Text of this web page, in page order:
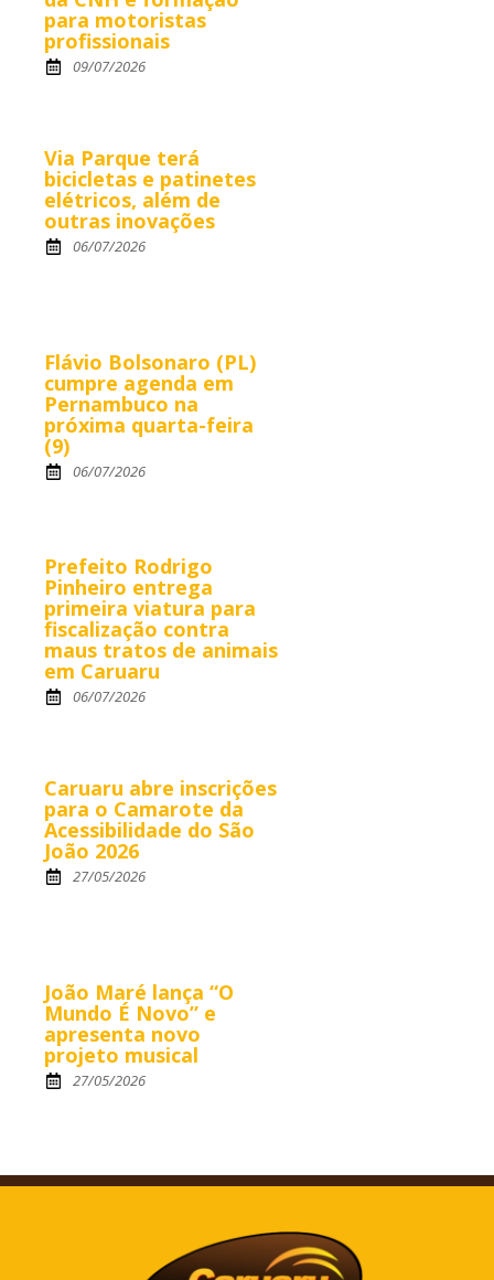
para motoristas
profissionais
09/07/2026
Via Parque terá
bicicletas e patinetes
elétricos, além de
outras inovações
06/07/2026
Flávio Bolsonaro (PL)
cumpre agenda em
Pernambuco na
próxima quarta-feira
(9)
06/07/2026
Prefeito Rodrigo
Pinheiro entrega
primeira viatura para
fiscalização contra
maus tratos de animais
em Caruaru
06/07/2026
Caruaru abre inscrições
para o Camarote da
Acessibilidade do São
João 2026
27/05/2026
João Maré lança “O
Mundo É Novo” e
apresenta novo
projeto musical
27/05/2026